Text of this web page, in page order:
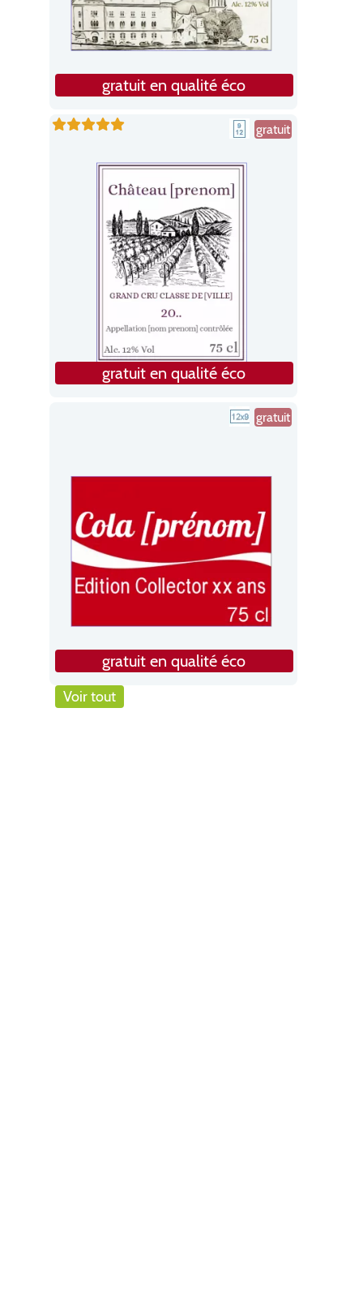
gratuit en qualité éco
gratuit
gratuit en qualité éco
gratuit
gratuit en qualité éco
Voir tout